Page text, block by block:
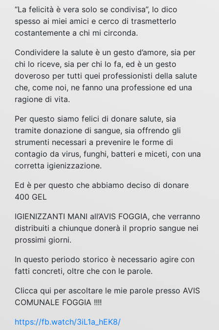
“La felicità è vera solo se condivisa”, lo dico
spesso ai miei amici e cerco di trasmetterlo
costantemente a chi mi circonda.
Condividere la salute è un gesto d’amore, sia per
chi lo riceve, sia per chi lo fa, ed è un gesto
doveroso per tutti quei professionisti della salute
che, come noi, ne fanno una professione ed una
ragione di vita.
Per questo siamo felici di donare salute, sia
tramite donazione di sangue, sia offrendo gli
strumenti necessari a prevenire le forme di
contagio da virus, funghi, batteri e miceti, con una
corretta igienizzazione.
Ed è per questo che abbiamo deciso di donare
400 GEL
IGIENIZZANTI MANI all’AVIS FOGGIA, che verranno
distribuiti a chiunque donerà il proprio sangue nei
prossimi giorni.
In questo periodo storico è necessario agire con
fatti concreti, oltre che con le parole.
Clicca qui per ascoltare le mie parole presso AVIS
COMUNALE FOGGIA !!!!
https://fb.watch/3iL1a_hEK8/